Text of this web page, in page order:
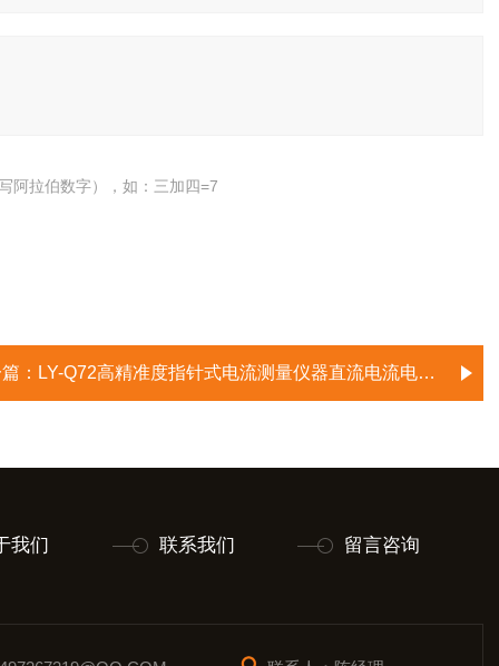
阿拉伯数字），如：三加四=7
： LY-Q72高精准度指针式电流测量仪器直流电流电压表
我们 联系我们 留言咨询